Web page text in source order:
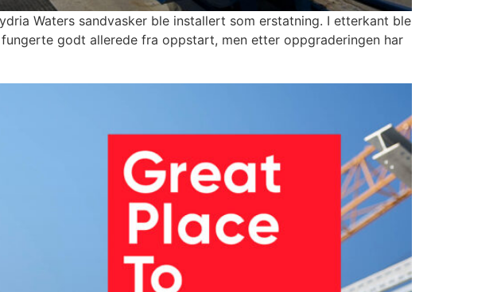
Waters sandvasker ble installert som erstatning. I etterkant ble
godt allerede fra oppstart, men etter oppgraderingen har